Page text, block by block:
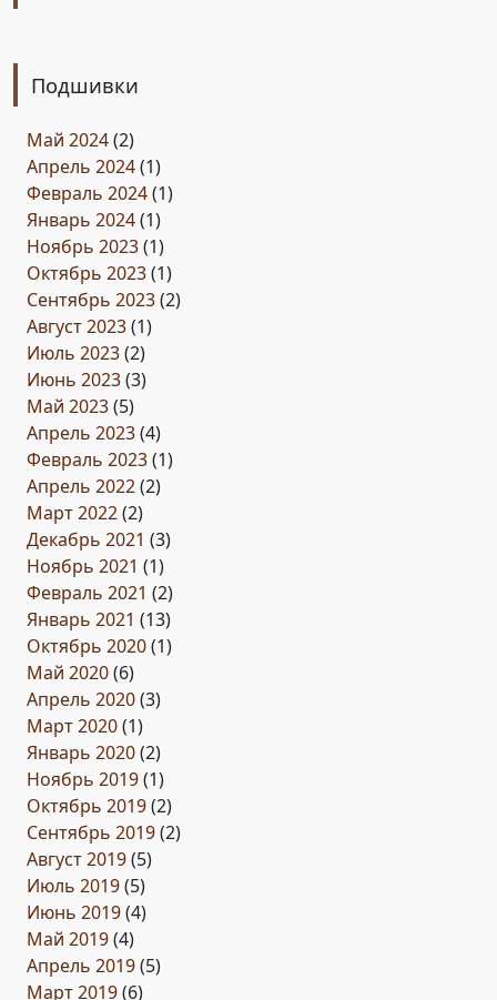
Подшивки
Май 2024(2)
Апрель 2024(1)
Февраль 2024(1)
Январь 2024(1)
Ноябрь 2023(1)
Октябрь 2023(1)
Сентябрь 2023(2)
Август 2023(1)
Июль 2023(2)
Июнь 2023(3)
Май 2023(5)
Апрель 2023(4)
Февраль 2023(1)
Апрель 2022(2)
Март 2022(2)
Декабрь 2021 (3)
Ноябрь 2021 (1)
Февраль 2021 (2)
Январь 2021 (13)
Октябрь 2020(1)
Май 2020(6)
Апрель 2020(3)
Март 2020(1)
Январь 2020(2)
Ноябрь 2019(1)
Октябрь 2019(2)
Сентябрь 2019(2)
Август 2019(5)
Июль 2019(5)
Июнь 2019(4)
Май 2019(4)
Апрель 2019(5)
Март 2019(6)